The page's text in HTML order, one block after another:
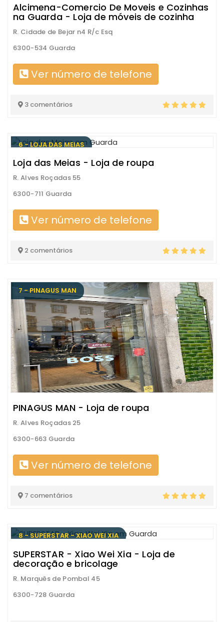
Alcimena-Comercio De Moveis e Cozinhas
na Guarda - Loja de móveis de cozinha
R. Cidade de Bejar n4 R/c Esq
6300-534 Guarda
Ver número de telefone
3 comentários
6 - LOJA DAS MEIAS
Loja das Meias - Loja de roupa
R. Alves Roçadas 55
6300-711 Guarda
Ver número de telefone
2 comentários
7 - PINAGUS MAN
PINAGUS MAN - Loja de roupa
R. Alves Roçadas 25
6300-663 Guarda
Ver número de telefone
7 comentários
8 - SUPERSTAR - XIAO WEI XIA
SUPERSTAR - Xiao Wei Xia - Loja de
decoração e bricolage
R. Marquês de Pombal 45
6300-728 Guarda